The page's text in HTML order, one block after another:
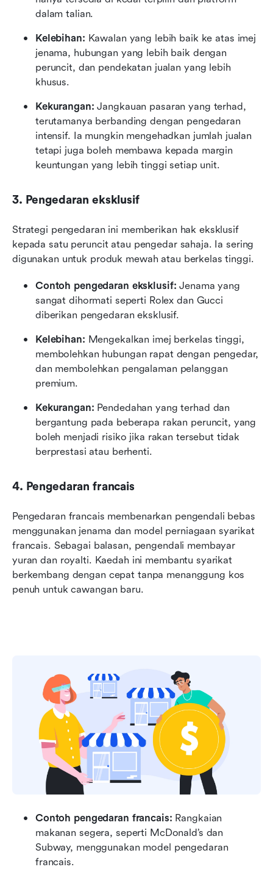
dalam talian.
Kelebihan: Kawalan yang lebih baik ke atas imej
jenama, hubungan yang lebih baik dengan
peruncit, dan pendekatan jualan yang lebih
khusus.
Kekurangan: Jangkauan pasaran yang terhad,
terutamanya berbanding dengan pengedaran
intensif. Ia mungkin mengehadkan jumlah jualan
tetapi juga boleh membawa kepada margin
keuntungan yang lebih tinggi setiap unit.
3. Pengedaran eksklusif
Strategi pengedaran ini memberikan hak eksklusif
kepada satu peruncit atau pengedar sahaja. Ia sering
digunakan untuk produk mewah atau berkelas tinggi.
Contoh pengedaran eksklusif: Jenama yang
sangat dihormati seperti Rolex dan Gucci
diberikan pengedaran eksklusif.
Kelebihan: Mengekalkan imej berkelas tinggi,
membolehkan hubungan rapat dengan pengedar,
dan membolehkan pengalaman pelanggan
premium.
Kekurangan: Pendedahan yang terhad dan
bergantung pada beberapa rakan peruncit, yang
boleh menjadi risiko jika rakan tersebut tidak
berprestasi atau berhenti.
4. Pengedaran francais
Pengedaran francais membenarkan pengendali bebas
menggunakan jenama dan model perniagaan syarikat
francais. Sebagai balasan, pengendali membayar
yuran dan royalti. Kaedah ini membantu syarikat
berkembang dengan cepat tanpa menanggung kos
penuh untuk cawangan baru.
Contoh pengedaran francais: Rangkaian
makanan segera, seperti McDonald’s dan
Subway, menggunakan model pengedaran
francais.